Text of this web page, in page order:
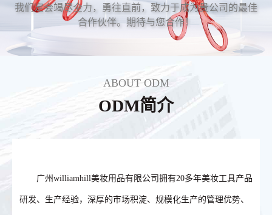
我们定会竭尽全力，勇往直前，致力于成为贵公司的最佳
合作伙伴。期待与您合作！
ABOUT ODM
ODM简介
广州williamhill美妆用品有限公司拥有20多年美妆工具产品
研发、生产经验，深厚的市场积淀、规模化生产的管理优势、